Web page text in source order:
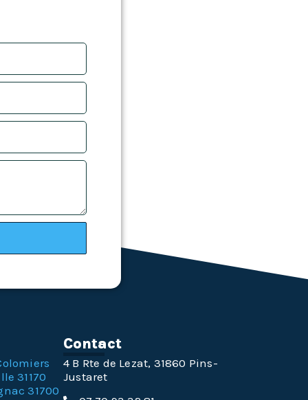
31170
31700
Contact
4 B Rte de Lezat, 31860 Pins-
Justaret